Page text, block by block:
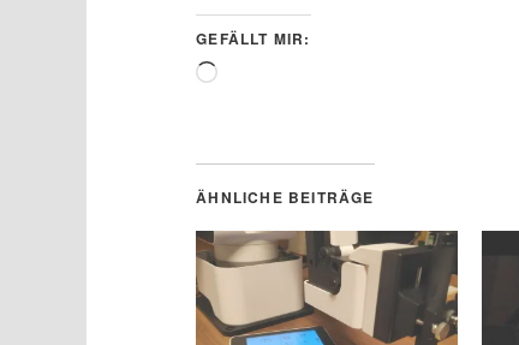
GEFÄLLT MIR:
Wird
ÄHNLICHE BEITRÄGE